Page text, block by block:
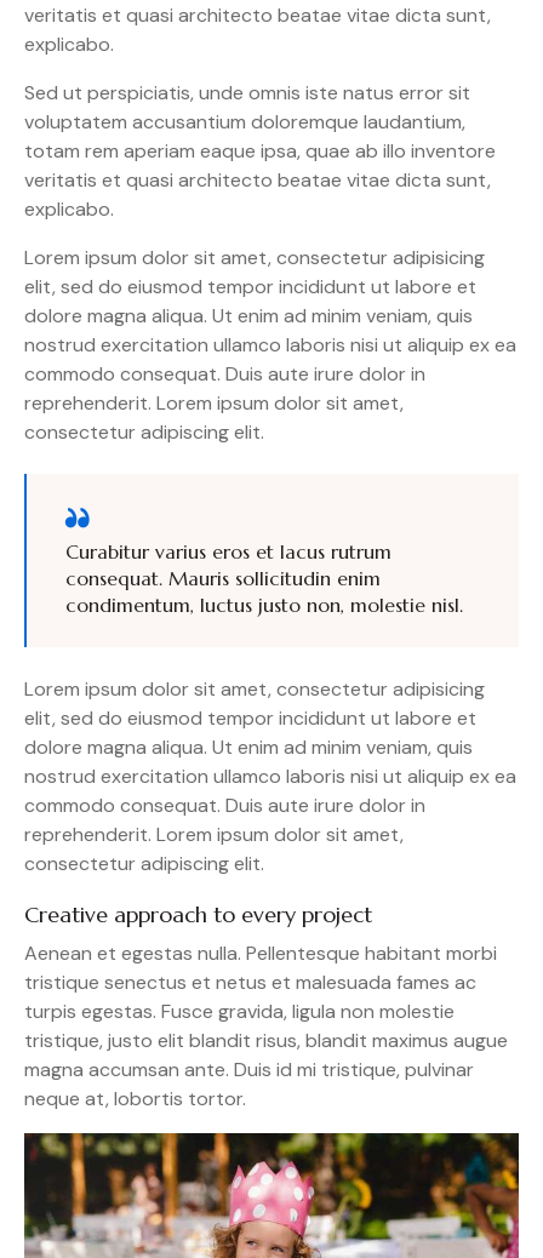
veritatis et quasi architecto beatae vitae dicta sunt,
explicabo.
Sed ut perspiciatis, unde omnis iste natus error sit
voluptatem accusantium doloremque laudantium,
totam rem aperiam eaque ipsa, quae ab illo inventore
veritatis et quasi architecto beatae vitae dicta sunt,
explicabo.
Lorem ipsum dolor sit amet, consectetur adipisicing
elit, sed do eiusmod tempor incididunt ut labore et
dolore magna aliqua. Ut enim ad minim veniam, quis
nostrud exercitation ullamco laboris nisi ut aliquip ex ea
commodo consequat. Duis aute irure dolor in
reprehenderit. Lorem ipsum dolor sit amet,
consectetur adipiscing elit.
Curabitur varius eros et lacus rutrum
consequat. Mauris sollicitudin enim
condimentum, luctus justo non, molestie nisl.
Lorem ipsum dolor sit amet, consectetur adipisicing
elit, sed do eiusmod tempor incididunt ut labore et
dolore magna aliqua. Ut enim ad minim veniam, quis
nostrud exercitation ullamco laboris nisi ut aliquip ex ea
commodo consequat. Duis aute irure dolor in
reprehenderit. Lorem ipsum dolor sit amet,
consectetur adipiscing elit.
Creative approach to every project
Aenean et egestas nulla. Pellentesque habitant morbi
tristique senectus et netus et malesuada fames ac
turpis egestas. Fusce gravida, ligula non molestie
tristique, justo elit blandit risus, blandit maximus augue
magna accumsan ante. Duis id mi tristique, pulvinar
neque at, lobortis tortor.